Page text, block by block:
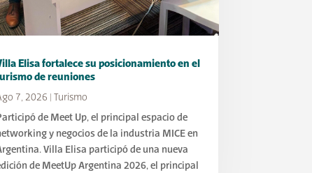
Elisa fortalece su posicionamiento en el
de reuniones
7, 2026
Turismo
de Meet Up, el principal espacio de
y negocios de la industria MICE en
Villa Elisa participó de una nueva
de MeetUp Argentina 2026, el principal